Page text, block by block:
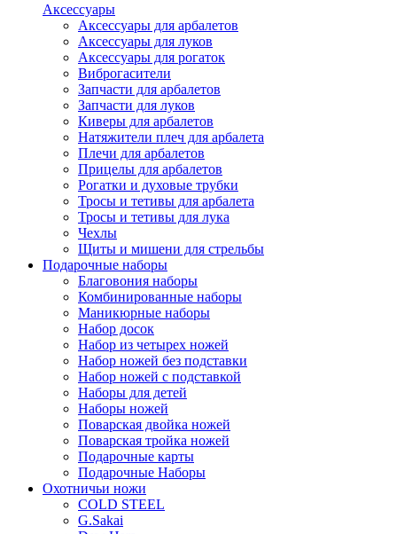
Аксессуары
Аксессуары для арбалетов
Аксессуары для луков
Аксессуары для рогаток
Виброгасители
Запчасти для арбалетов
Запчасти для луков
Киверы для арбалетов
Натяжители плеч для арбалета
Плечи для арбалетов
Прицелы для арбалетов
Рогатки и духовые трубки
Тросы и тетивы для арбалета
Тросы и тетивы для лука
Чехлы
Щиты и мишени для стрельбы
Подарочные наборы
Благовония наборы
Комбинированные наборы
Маникюрные наборы
Набор досок
Набор из четырех ножей
Набор ножей без подставки
Набор ножей с подставкой
Наборы для детей
Наборы ножей
Поварская двойка ножей
Поварская тройка ножей
Подарочные карты
Подарочные Наборы
Охотничьи ножи
COLD STEEL
G.Sakai